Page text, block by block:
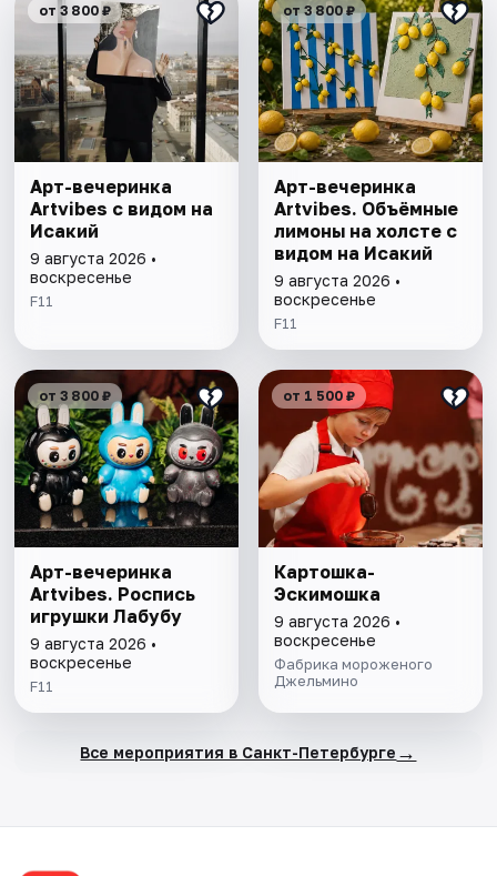
от 3 800 ₽
Арт-вечеринка
Artvibes с видом на
Исакий
9 августа 2026 •
воскресенье
F11
от 3 800 ₽
Арт-вечеринка
Artvibes. Объёмные
лимоны на холсте с
видом на Исакий
9 августа 2026 •
воскресенье
F11
от 3 800 ₽
Арт-вечеринка
Artvibes. Роспись
игрушки Лабубу
9 августа 2026 •
воскресенье
F11
от 1 500 ₽
Картошка-
Эскимошка
9 августа 2026 •
воскресенье
Фабрика мороженого
Джельмино
Все мероприятия в Санкт-Петербурге →